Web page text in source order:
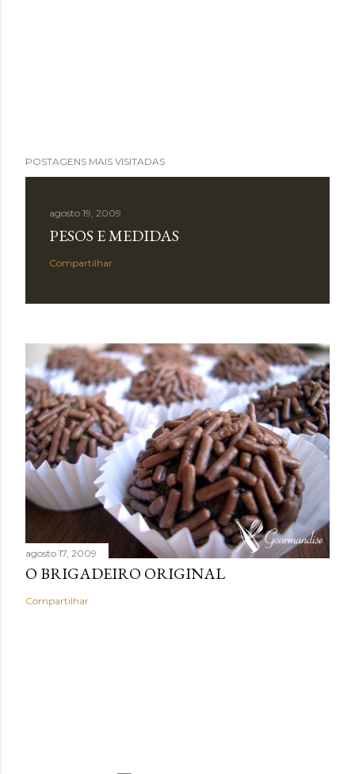
POSTAGENS MAIS VISITADAS
agosto 19, 2009
PESOS E MEDIDAS
Compartilhar
agosto 17, 2009
O BRIGADEIRO ORIGINAL
Compartilhar